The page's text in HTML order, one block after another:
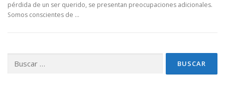
pérdida de un ser querido, se presentan preocupaciones adicionales.
Somos conscientes de …